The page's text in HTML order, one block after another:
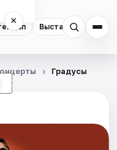
Выставки
×
☾
Градусы